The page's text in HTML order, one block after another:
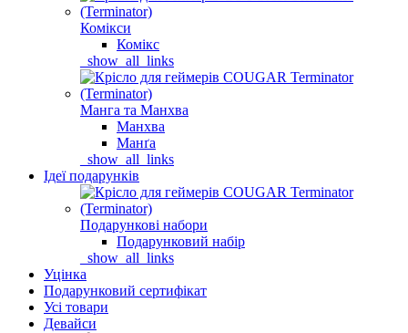
Комікси
Комікс
_show_all_links
Манга та Манхва
Манхва
Манґа
_show_all_links
Ідеї подарунків
Подарункові набори
Подарунковий набір
_show_all_links
Уцінка
Подарунковий сертифікат
Усі товари
Девайси